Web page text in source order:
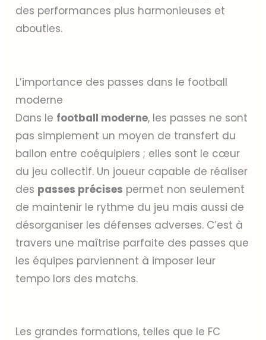
des performances plus harmonieuses et
abouties.
L’importance des passes dans le football
moderne
Dans le football moderne, les passes ne sont
pas simplement un moyen de transfert du
ballon entre coéquipiers ; elles sont le cœur
du jeu collectif. Un joueur capable de réaliser
des passes précises permet non seulement
de maintenir le rythme du jeu mais aussi de
désorganiser les défenses adverses. C’est à
travers une maîtrise parfaite des passes que
les équipes parviennent à imposer leur
tempo lors des matchs.
Les grandes formations, telles que le FC